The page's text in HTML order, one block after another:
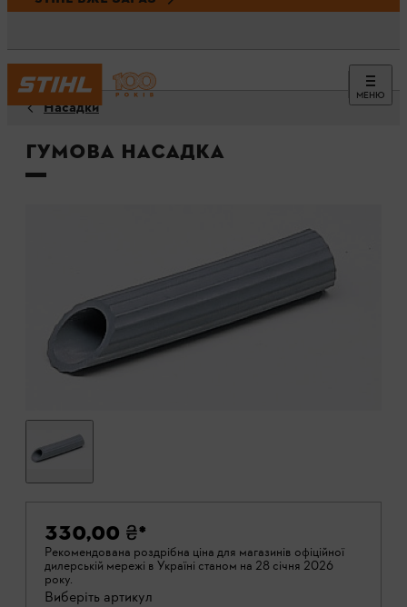
МЕНЮ
Насадки
Гумова насадка
330,00 ₴*
Рекомендована роздрібна ціна для магазинів офіційної
дилерській мережі в Україні станом на 28 січня 2026
року.
Виберіть артикул